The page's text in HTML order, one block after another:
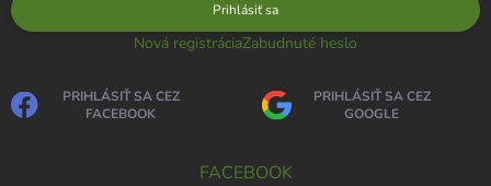
Prihlásiť sa
Nová registráciaZabudnuté heslo
PRIHLÁSIŤ SA CEZ
FACEBOOK
PRIHLÁSIŤ SA CEZ
GOOGLE
FACEBOOK